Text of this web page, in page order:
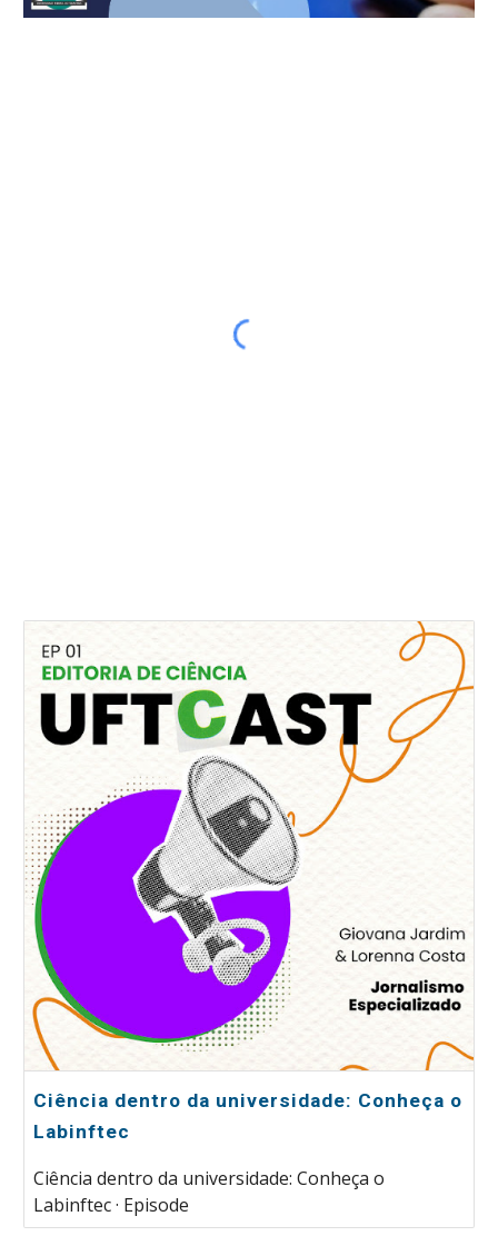
Ciência dentro da universidade: Conheça o
Labinftec
Ciência dentro da universidade: Conheça o
Labinftec · Episode